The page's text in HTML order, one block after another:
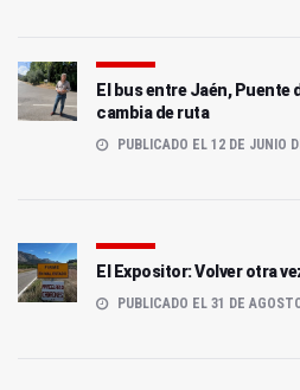
El bus entre Jaén, Puente
cambia de ruta
PUBLICADO EL 12 DE JUNIO
El Expositor: Volver otra
PUBLICADO EL 31 DE